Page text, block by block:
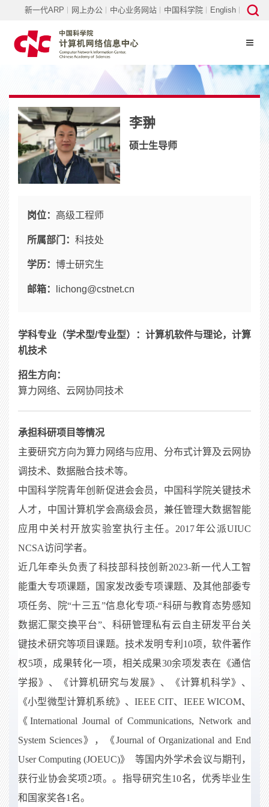
新一代ARP 网上办公 中心业务网站 中国科学院 English
李翀
硕士生导师
岗位： 高级工程师
所属部门： 科技处
学历： 博士研究生
邮箱： lichong@cstnet.cn
学科专业（学术型/专业型）：计算机软件与理论，计算
机技术
招生方向：
算力网络、云网协同技术
承担科研项目等情况
主要研究方向为算力网络与应用、分布式计算及云网协
调技术、数据融合技术等。
中国科学院青年创新促进会会员，中国科学院关键技术
人才，中国计算机学会高级会员，兼任管理大数据智能
应用中关村开放实验室执行主任。2017年公派UIUC
NCSA访问学者。
近几年牵头负责了科技部科技创新2023-新一代人工智
能重大专项课题，国家发改委专项课题、及其他部委专
项任务、院“十三五”信息化专项-“科研与教育态势感知
数据汇聚交换平台”、科研管理私有云自主研发平台关
键技术研究等项目课题。技术发明专利10项，软件著作
权5项，成果转化一项，相关成果30余项发表在《通信
学报》、《计算机研究与发展》、《计算机科学》、
《小型微型计算机系统》、IEEE CIT、IEEE WICOM、
《International Journal of Communications, Network and
System Sciences》，《Journal of Organizational and End
User Computing (JOEUC)》
等国内外学术会议与期刊，
获行业协会奖项2项。。指导研究生10名，优秀毕业生
和国家奖各1名。